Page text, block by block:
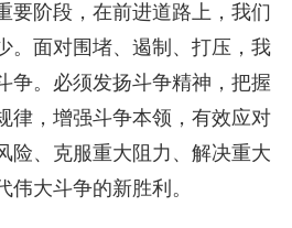
要阶段，在前进道路上，我们
。面对围堵、遏制、打压，我
争。必须发扬斗争精神，把握
律，增强斗争本领，有效应对
险、克服重大阻力、解决重大
大斗争的新胜利。